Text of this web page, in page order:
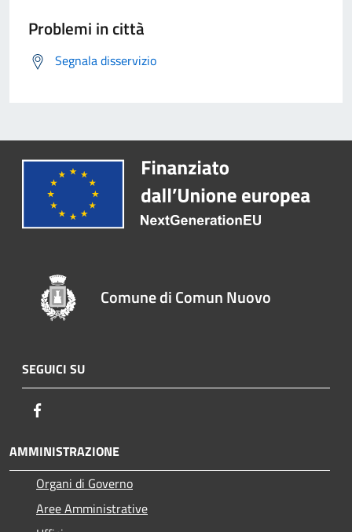
Problemi in città
Segnala disservizio
Comune di Comun Nuovo
SEGUICI SU
AMMINISTRAZIONE
Organi di Governo
Aree Amministrative